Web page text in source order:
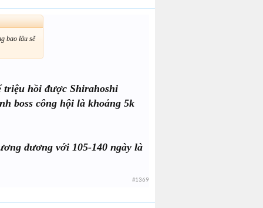
bao lâu sẽ
triệu hồi được Shirahoshi
boss công hội là khoảng 5k
đương với 105-140 ngày là
#1369